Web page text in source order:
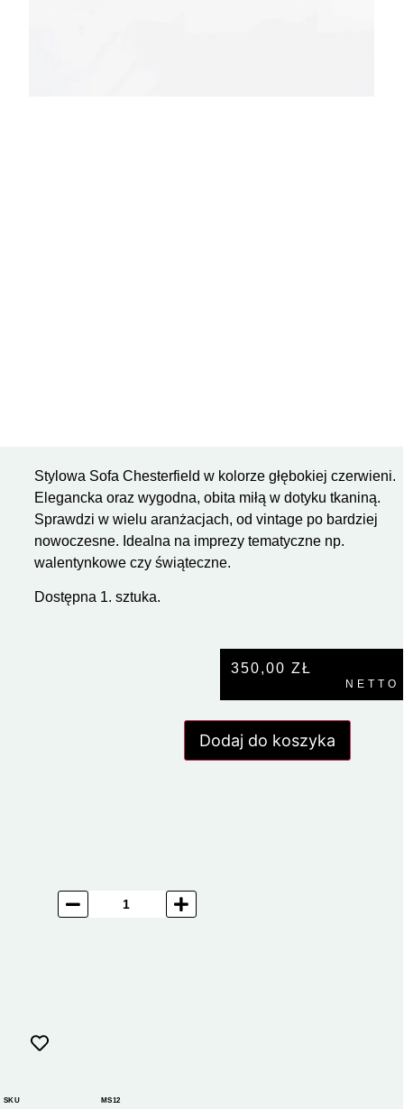
Stylowa Sofa Chesterfield w kolorze głębokiej czerwieni.
Elegancka oraz wygodna, obita miłą w dotyku tkaniną.
Sprawdzi w wielu aranżacjach, od vintage po bardziej
nowoczesne. Idealna na imprezy tematyczne np.
walentynkowe czy świąteczne.
Dostępna 1. sztuka.
350,00 ZŁ
NETTO
Dodaj do koszyka
SKU MS12